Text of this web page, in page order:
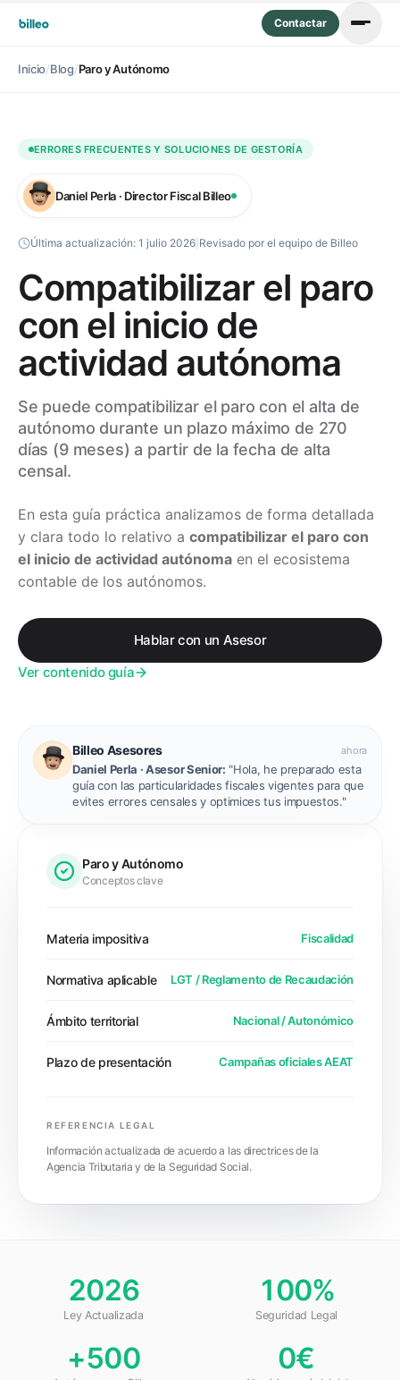
Contactar
Inicio/Blog/Paro y Autónomo
ERRORES FRECUENTES Y SOLUCIONES DE GESTORÍA
Daniel Perla · Director Fiscal Billeo
Última actualización: 1 julio 2026 Revisado por el equipo de Billeo
Compatibilizar el paro
con el inicio de
actividad autónoma
Se puede compatibilizar el paro con el alta de
autónomo durante un plazo máximo de 270
días (9 meses) a partir de la fecha de alta
censal.
En esta guía práctica analizamos de forma detallada
y clara todo lo relativo a compatibilizar el paro con
el inicio de actividad autónoma en el ecosistema
contable de los autónomos.
Hablar con un Asesor
Ver contenido guía
Billeo Asesores ahora
Daniel Perla · Asesor Senior: "Hola, he preparado esta
guía con las particularidades fiscales vigentes para que
evites errores censales y optimices tus impuestos."
Paro y Autónomo
Conceptos clave
Materia impositiva Fiscalidad
Normativa aplicable LGT / Reglamento de Recaudación
Ámbito territorial Nacional / Autonómico
Plazo de presentación Campañas oficiales AEAT
REFERENCIA LEGAL
Información actualizada de acuerdo a las directrices de la
Agencia Tributaria y de la Seguridad Social.
2026
Ley Actualizada
100%
Seguridad Legal
+500 0€